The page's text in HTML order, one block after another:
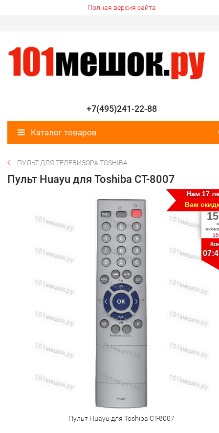
Полная версия сайта
+7(495)241-22-88
Каталог товаров
ПУЛЬТ ДЛЯ ТЕЛЕВИЗОРА TOSHIBA
Пульт Huayu для Toshiba CT-8007
Пульт Huayu для Toshiba CT-8007
Нам 17
Вам
15